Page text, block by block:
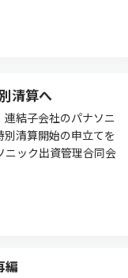
清算へ
結子会社のパナソニ
清算開始の申立てを
ニック出資管理合同会
編